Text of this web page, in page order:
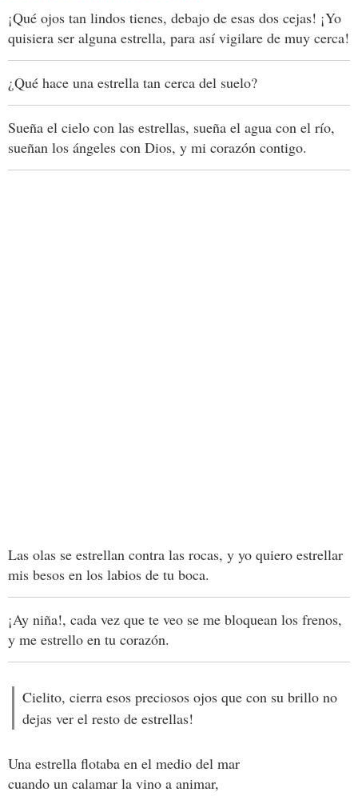
¡Qué ojos tan lindos tienes, debajo de esas dos cejas! ¡Yo
quisiera ser alguna estrella, para así vigilare de muy cerca!
¿Qué hace una estrella tan cerca del suelo?
Sueña el cielo con las estrellas, sueña el agua con el río,
sueñan los ángeles con Dios, y mi corazón contigo.
Las olas se estrellan contra las rocas, y yo quiero estrellar
mis besos en los labios de tu boca.
¡Ay niña!, cada vez que te veo se me bloquean los frenos,
y me estrello en tu corazón.
Cielito, cierra esos preciosos ojos que con su brillo no
dejas ver el resto de estrellas!
Una estrella flotaba en el medio del mar
cuando un calamar la vino a animar,